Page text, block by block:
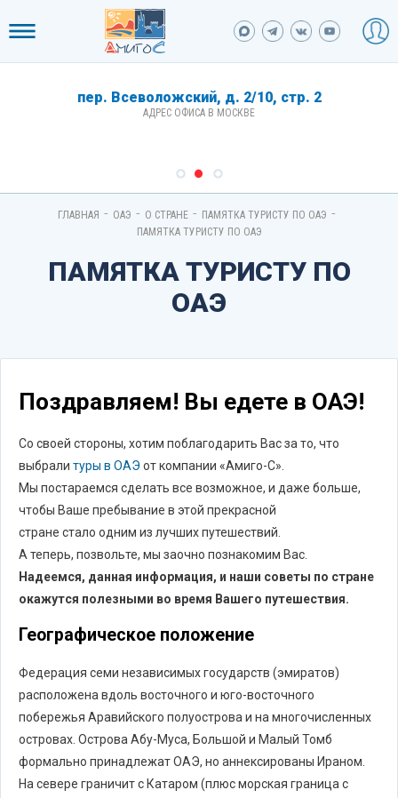
пер. Всеволожский, д. 2/10, стр. 2
АДРЕС ОФИСА В МОСКВЕ
ГЛАВНАЯ - ОАЭ - О СТРАНЕ - ПАМЯТКА ТУРИСТУ ПО ОАЭ -
ПАМЯТКА ТУРИСТУ ПО ОАЭ
ПАМЯТКА ТУРИСТУ ПО
ОАЭ
Поздравляем! Вы едете в ОАЭ!
Со своей стороны, хотим поблагодарить Вас за то, что
выбрали туры в ОАЭ от компании «Амиго-С».
Мы постараемся сделать все возможное, и даже больше,
чтобы Ваше пребывание в этой прекрасной
стране стало одним из лучших путешествий.
А теперь, позвольте, мы заочно познакомим Вас.
Надеемся, данная информация, и наши советы по стране
окажутся полезными во время Вашего путешествия.
Географическое положение
Федерация семи независимых государств (эмиратов)
расположена вдоль восточного и юго-восточного
побережья Аравийского полуострова и на многочисленных
островах. Острова Абу-Муса, Большой и Малый Томб
формально принадлежат ОАЭ, но аннексированы Ираном.
На севере граничит с Катаром (плюс морская граница с